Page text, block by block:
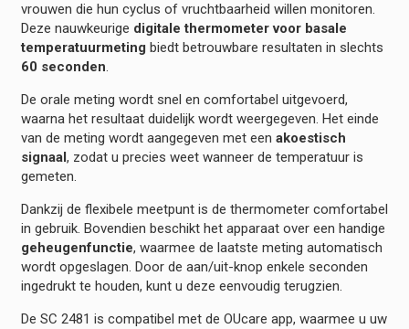
vrouwen die hun cyclus of vruchtbaarheid willen monitoren.
Deze nauwkeurige digitale thermometer voor basale
temperatuurmeting biedt betrouwbare resultaten in slechts
60 seconden.
De orale meting wordt snel en comfortabel uitgevoerd,
waarna het resultaat duidelijk wordt weergegeven. Het einde
van de meting wordt aangegeven met een akoestisch
signaal , zodat u precies weet wanneer de temperatuur is
gemeten.
Dankzij de flexibele meetpunt is de thermometer comfortabel
in gebruik. Bovendien beschikt het apparaat over een handige
geheugenfunctie, waarmee de laatste meting automatisch
wordt opgeslagen. Door de aan/uit-knop enkele seconden
ingedrukt te houden, kunt u deze eenvoudig terugzien.
De SC 2481 is compatibel met de OUcare app, waarmee u uw